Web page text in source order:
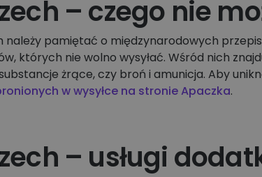
– czego nie
należy pamiętać o międzynarodowych
których nie wolno wysyłać. Wśród nich
żrące, czy broń i amunicja. Aby
w wysyłce na stronie Apaczka.
– usługi